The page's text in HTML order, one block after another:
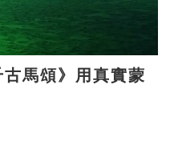
馬頌》用真實蒙